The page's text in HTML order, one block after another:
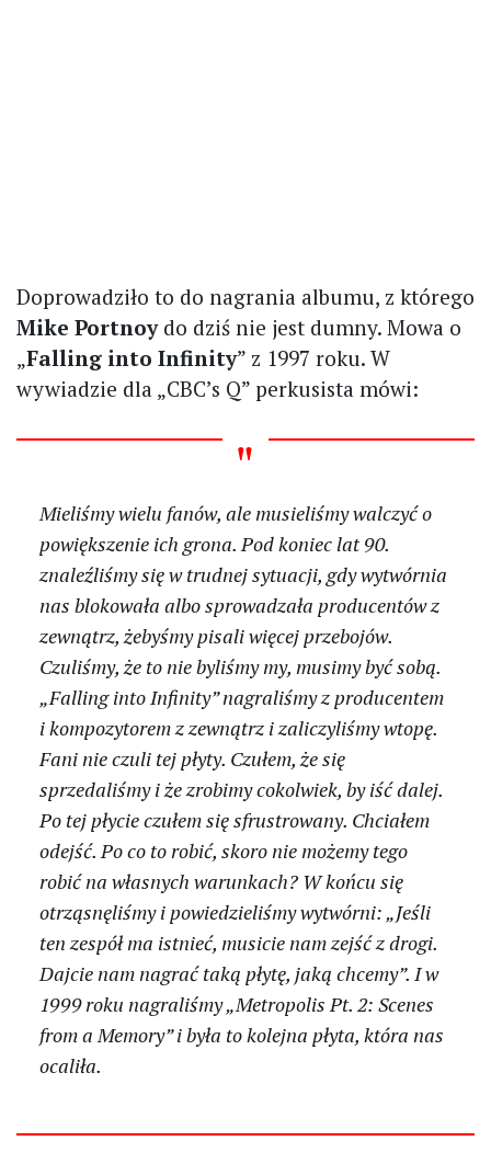
Doprowadziło to do nagrania albumu, z którego
Mike Portnoydo dziś nie jest dumny. Mowa o
„Falling into Infinity” z 1997 roku. W
wywiadzie dla „CBC’s Q” perkusista mówi:
Mieliśmy wielu fanów, ale musieliśmy walczyć o
powiększenie ich grona. Pod koniec lat 90.
znaleźliśmy się w trudnej sytuacji, gdy wytwórnia
nas blokowała albo sprowadzała producentów z
zewnątrz, żebyśmy pisali więcej przebojów.
Czuliśmy, że to nie byliśmy my, musimy być sobą.
„Falling into Infinity” nagraliśmy z producentem
i kompozytorem z zewnątrz i zaliczyliśmy wtopę.
Fani nie czuli tej płyty. Czułem, że się
sprzedaliśmy i że zrobimy cokolwiek, by iść dalej.
Po tej płycie czułem się sfrustrowany. Chciałem
odejść. Po co to robić, skoro nie możemy tego
robić na własnych warunkach? W końcu się
otrząsnęliśmy i powiedzieliśmy wytwórni: „Jeśli
ten zespół ma istnieć, musicie nam zejść z drogi.
Dajcie nam nagrać taką płytę, jaką chcemy”. I w
1999 roku nagraliśmy „Metropolis Pt. 2: Scenes
from a Memory” i była to kolejna płyta, która nas
ocaliła.